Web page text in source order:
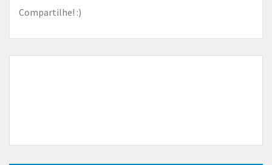
Compartilhe! :)